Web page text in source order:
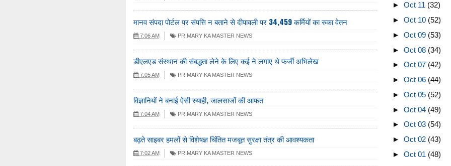
मानव संपदा पोर्टल पर संपत्ति न बताने से दीपावली पर 34,459 कर्मियों का रुका वेतन
7:06 AM PRIMARY KA MASTER NEWS
डीएलएड संस्थान की संबद्धता लेने के लिए कई ने लगाए थे फर्जी अभिलेख
7:05 AM PRIMARY KA MASTER NEWS
विज्ञानियों ने बनाई ऐसी स्याही, जालसाजों की आफत
7:04 AM PRIMARY KA MASTER NEWS
बढ़ते साइबर हमलों से विशेषज्ञ चिंतित मजबूत सुरक्षा तंत्र की आवश्यकता
7:02 AM PRIMARY KA MASTER NEWS
► Oct 11 (32)
► Oct 10 (52)
► Oct 09 (53)
► Oct 08 (34)
► Oct 07 (42)
► Oct 06 (44)
► Oct 05 (52)
► Oct 04 (49)
► Oct 03 (54)
► Oct 02 (43)
► Oct 01 (48)